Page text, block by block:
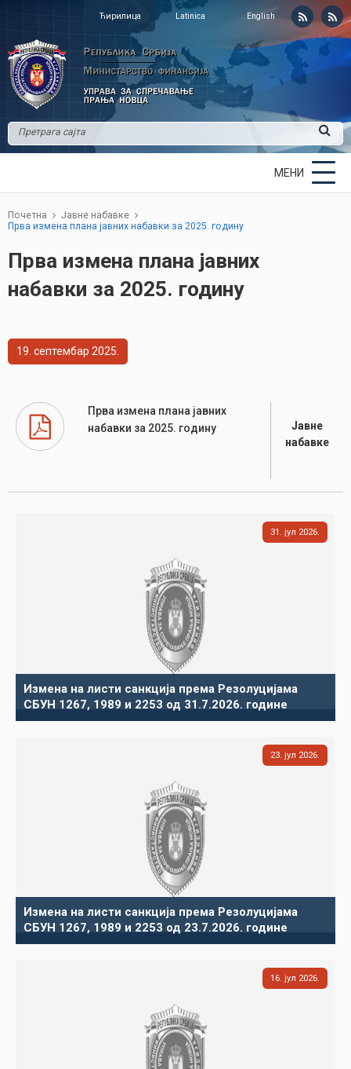
Ћирилица Latinica English
МЕНИ
Почетна
Јавне набавке
Прва измена плана јавних набавки за 2025. годину
Прва измена плана јавних
набавки за 2025. годину
19 септембар 2025
Прва измена плана јавних
набавки за 2025. годину
Јавне
набавке
31 јул 2026
Измена на листи санкција према Резолуцијама
СБУН 1267, 1989 и 2253 од 31.7.2026. године
23 јул 2026
Измена на листи санкција према Резолуцијама
СБУН 1267, 1989 и 2253 од 23.7.2026. године
16 јул 2026